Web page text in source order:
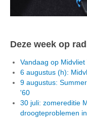
Deze week op
Vandaag op Midvliet
6 augustus (h):
9 augustus:
'60
30 juli: zomereditie
droogteproblemen